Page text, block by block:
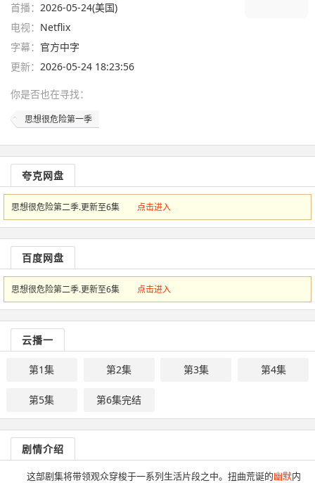
首播： 2026-05-24(美国)
电视： Netflix
字幕： 官方中字
更新： 2026-05-24 18:23:56
你是否也在寻找：
思想很危险第一季
夸克网盘
思想很危险第二季.更新至6集 点击进入
百度网盘
思想很危险第二季.更新至6集 点击进入
云播一
第1集 第2集 第3集 第4集
第5集 第6集完结
剧情介绍
这部剧集将带领观众穿梭于一系列生活片段之中。扭曲荒诞的幽默内